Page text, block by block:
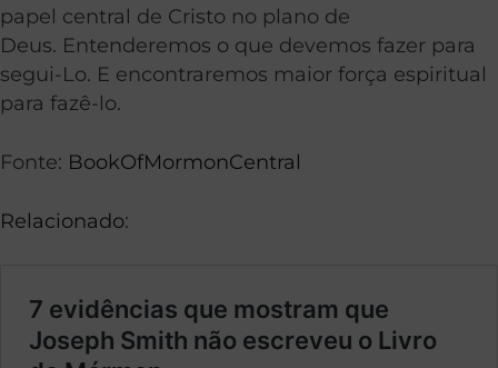
papel central de Cristo no plano de
Deus. Entenderemos o que devemos fazer para
segui-Lo. E encontraremos maior força espiritual
para fazê-lo.
Fonte: BookOfMormonCentral
Relacionado: